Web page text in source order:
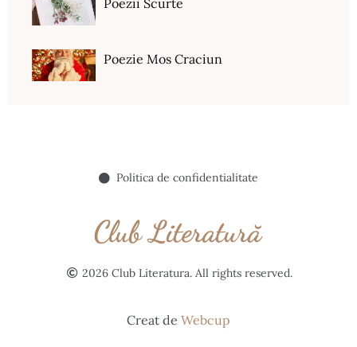
Poezii Scurte
Poezie Mos Craciun
Politica de confidentialitate
2026 Club Literatura. All rights reserved.
Creat de Webcup